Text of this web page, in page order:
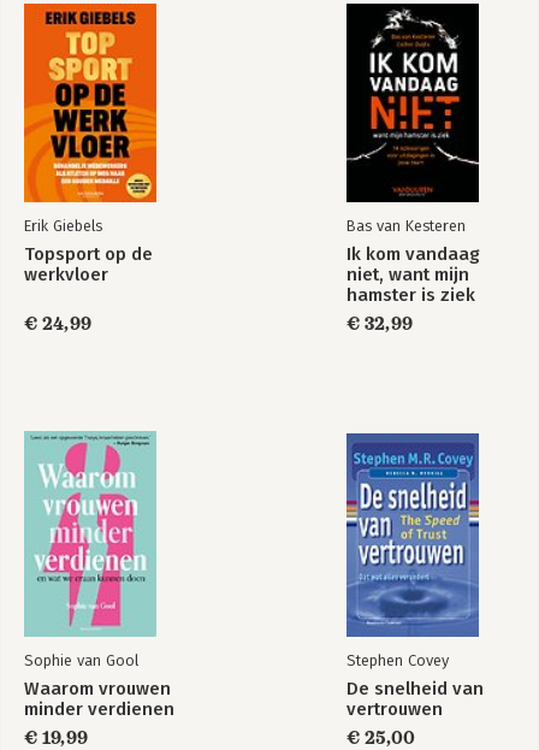
Bekijk alle boeken
DEEL III VERSNEL 115
7 MAAND 3: DE JUISTE BOUWSTENEN SELECTEREN 119
8 MAAND 4: KEUZES MAKEN 133
9 MAAND 5: PERFECTIONEREN: JE ZET DE PUNTJES OP DE I 145
INTERVIEW ERIK VAN ENGELEN 153
DEEL IV VERGROOT 157
10 MAAND 6: HET DRAAIT OM ZICHTBAARHEID 161
DEEL V VOORUIT 177
12 JE TEAM IN BEWEGING HOUDEN 189
INTERVIEW SYTA DE BOER 201
Dankwoord 219
Over de auteur 221
Erik Giebels
Topsport op de
werkvloer
€ 24,99
Bas van Kesteren
Ik kom vandaag
niet, want mijn
hamster is ziek
€ 32,99
Sophie van Gool
Waarom vrouwen
minder verdienen
€ 19,99
Stephen Covey
De snelheid van
vertrouwen
€ 25,00